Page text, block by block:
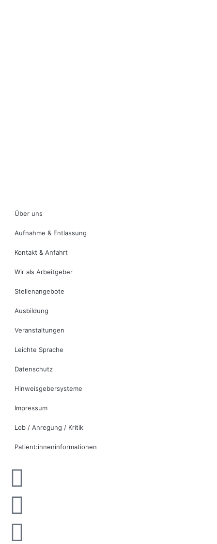
Über uns
Aufnahme & Entlassung
Kontakt & Anfahrt
Wir als Arbeitgeber
Stellenangebote
Ausbildung
Veranstaltungen
Leichte Sprache
Datenschutz
Hinweisgebersysteme
Impressum
Lob / Anregung / Kritik
Patient:inneninformationen